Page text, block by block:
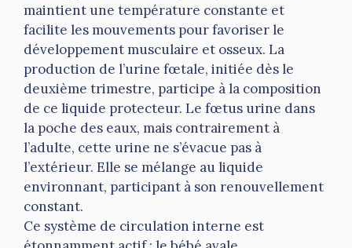
maintient une température constante et
facilite les mouvements pour favoriser le
développement musculaire et osseux. La
production de l’urine fœtale, initiée dès le
deuxième trimestre, participe à la composition
de ce liquide protecteur. Le fœtus urine dans
la poche des eaux, mais contrairement à
l’adulte, cette urine ne s’évacue pas à
l’extérieur. Elle se mélange au liquide
environnant, participant à son renouvellement
constant.
Ce système de circulation interne est